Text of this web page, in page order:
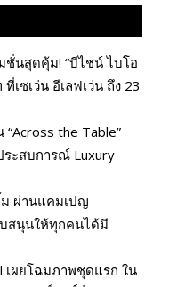
ชั่นสุดคุ้ม! “บีไชน์ ไบโอ
เซเว่น อีเลฟเว่น ถึง 23
the Table”
ะสบการณ์ Luxury
ผ่านแคมเปญ
บสนุนให้ทุกคนได้มี
เผยโฉมภาพชุดแรก ใน